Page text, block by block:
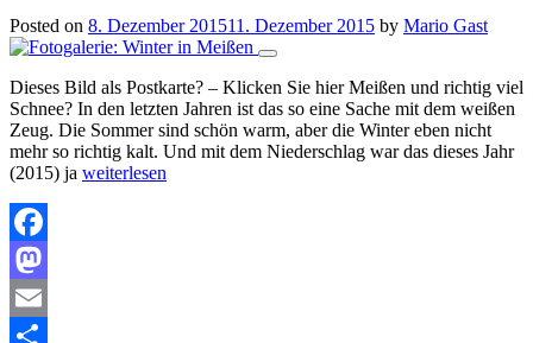
Posted on 8. Dezember 201511. Dezember 2015 by Mario Gast
Dieses Bild als Postkarte? – Klicken Sie hier Meißen und richtig viel
Schnee? In den letzten Jahren ist das so eine Sache mit dem weißen
Zeug. Die Sommer sind schön warm, aber die Winter eben nicht
mehr so richtig kalt. Und mit dem Niederschlag war das dieses Jahr
(2015) ja weiterlesen
Facebook
Mastodon
Email